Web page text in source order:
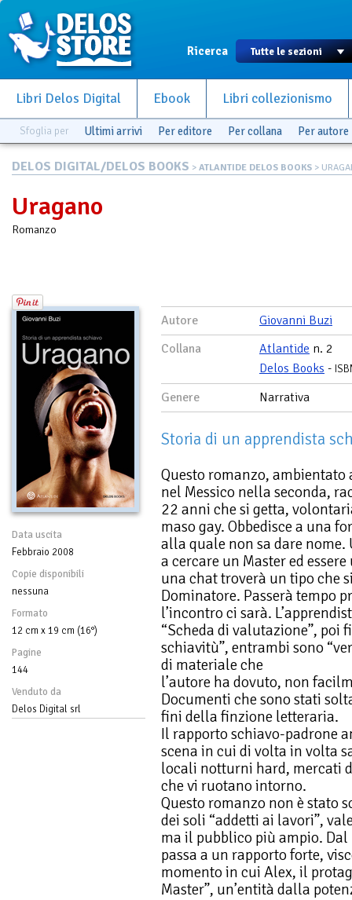
Ricerca
Libri Delos Digital Ebook Libri collezionismo
Sfoglia per Ultimi arrivi Per editore Per collana Per autore
DELOS DIGITAL/DELOS BOOKS > ATLANTIDE DELOS BOOKS >
Uragano
Romanzo
Data uscita
Febbraio 2008
Copie disponibili
nessuna
Formato
12 cm x 19 cm (16°)
Pagine
144
Venduto da
Delos Digital srl
Autore
Giovanni Buzi
Collana
Atlantide n. 2
Delos Books -
Genere Narrativa
Storia di un apprendista
Questo romanzo,
nel Messico nella seconda,
22 anni che si getta,
maso gay. Obbedisce a una
alla quale non sa dare
a cercare un Master ed
una chat troverà un tipo che
Dominatore. Passerà tempo
l’incontro ci sarà.
“Scheda di valutazione”, poi
schiavitù”, entrambi sono
di materiale che
l’autore ha dovuto, non
Documenti che sono stati
fini della finzione letteraria.
Il rapporto schiavo-padrone
scena in cui di volta in volta
locali notturni hard, mercati
che vi ruotano intorno.
Questo romanzo non è stato
dei soli “addetti ai lavori”,
ma il pubblico più ampio.
passa a un rapporto forte,
momento in cui Alex, il
Master”, un’entità dalla